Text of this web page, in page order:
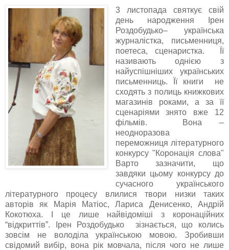
3 листопада святкує свій
день народження Ірен
Роздобудько– українська
журналістка, письменниця,
поетеса, сценаристка. Її
називають однією з
найуспішніших українських
письменниць. Її книги не
сходять з полиць книжкових
магазинів роками, а за її
сценаріями знято вже 12
фільмів. Вона –
неодноразова
переможниця літературного
конкурсу "Коронація слова"
Варто зазначити, що
завдяки цьому конкурсу до
сучасного українського
літературного процесу влилися твори низки таких
авторів як Марія Матіос, Лариса Денисенко, Андрій
Кокотюха. І це лише найвідоміші з коронаційних
“відкриттів”. Ірен Роздобудько зізнається, що колись
зовсім не володіла українською мовою. Зробивши
свідомий вибір, вона рік мовчала, після чого не лише